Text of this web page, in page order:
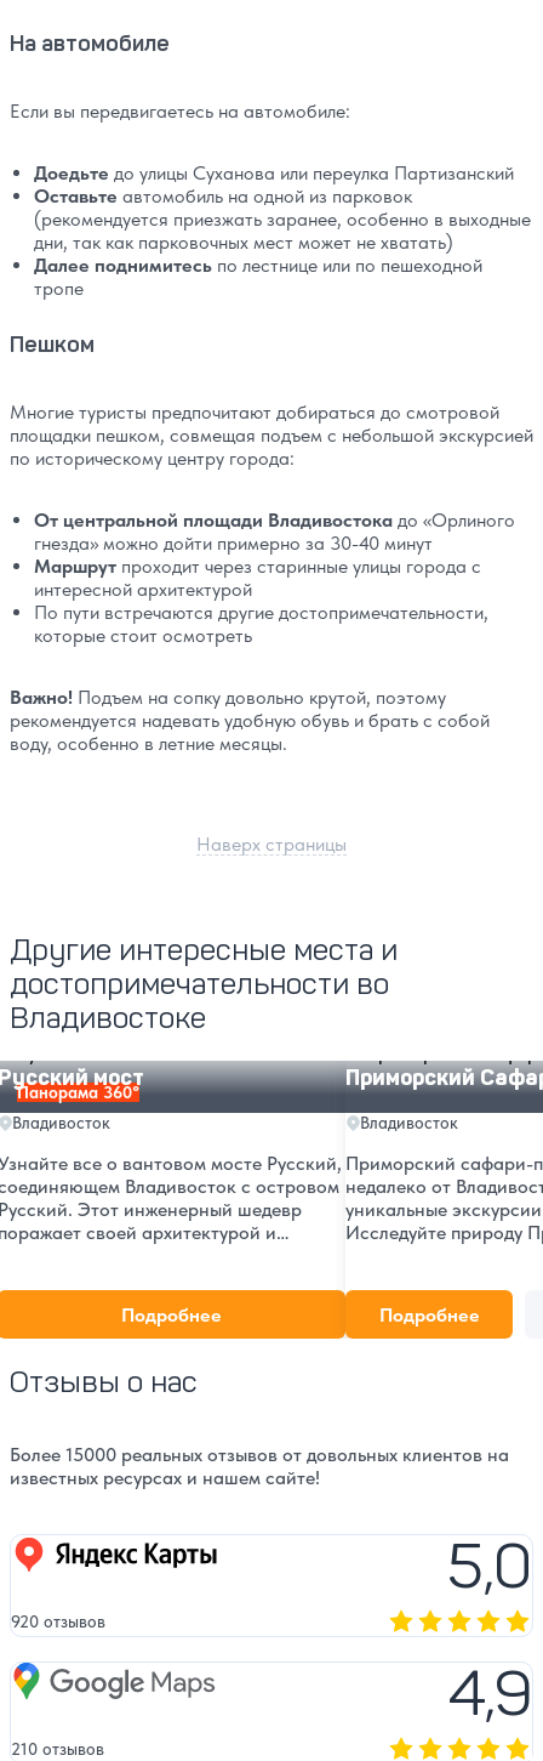
На автомобиле
Если вы передвигаетесь на автомобиле:
Доедьте до улицы Суханова или переулка Партизанский
Оставьте автомобиль на одной из парковок
(рекомендуется приезжать заранее, особенно в выходные
дни, так как парковочных мест может не хватать)
Далее поднимитесь по лестнице или по пешеходной
тропе
Пешком
Многие туристы предпочитают добираться до смотровой
площадки пешком, совмещая подъем с небольшой экскурсией
по историческому центру города:
От центральной площади Владивостока до «Орлиного
гнезда» можно дойти примерно за 30-40 минут
Маршрут проходит через старинные улицы города с
интересной архитектурой
По пути встречаются другие достопримечательности,
которые стоит осмотреть
Важно! Подъем на сопку довольно крутой, поэтому
рекомендуется надевать удобную обувь и брать с собой
воду, особенно в летние месяцы.
Наверх страницы
Другие интересные места и
достопримечательности во
Владивостоке
Панорама 360°
мост
Владивосток
все о вантовом мосте Русский,
Владивосток с островом
Этот инженерный шедевр
своей архитектурой и
Погрузитесь в историю и
этого уникального
Подробнее
Приморский
Владивосток
Приморский сафари-
недалеко от
уникальные
Исследуйте природу
захочется каждому!
Подробнее
Отзывы о нас
Более 15000 реальных отзывов от довольных клиентов на
известных ресурсах и нашем сайте!
Яндекс карты 5,0
920 отзывов
Google Maps 4,9
210 отзывов